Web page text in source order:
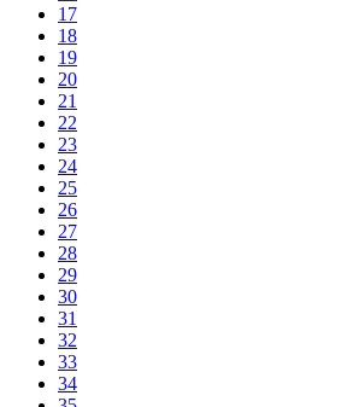
17
18
19
20
21
22
23
24
25
26
27
28
29
30
31
32
33
34